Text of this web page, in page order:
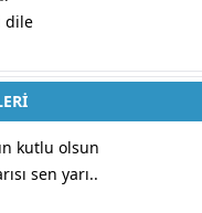
dile
kutlu olsun
sen yarı..